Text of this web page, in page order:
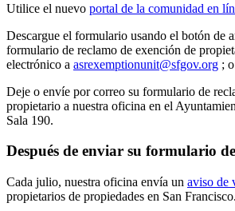
Utilice el nuevo portal de la comunidad en
Descargue el formulario usando el botón de
formulario de reclamo de exención de
electrónico a asrexemptionunit@sfgov.org ; o
Deje o envíe por correo su formulario de
propietario a nuestra oficina en el
Sala 190.
Después de enviar su formulario
Cada julio, nuestra oficina envía un aviso de
propietarios de propiedades en San Francisco.